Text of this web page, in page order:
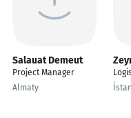
Salauat Demeut
Project Manager
Almaty